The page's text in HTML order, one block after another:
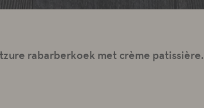
rabarberkoek met crème patissière.